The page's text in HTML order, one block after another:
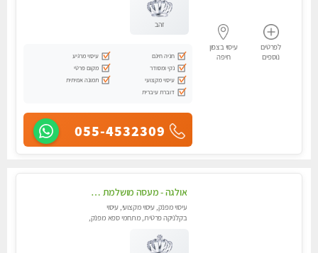
לפרטים
נוספים
עיסוי בצפון
חיפה
זהב
חניה חינם
עיסוי מרגיע
נקי ומסודר
מקום פרטי
עיסוי מקצועי
תמונה אמיתית
דוברת עיברית
055-4532309
אולגה - מעסה מושלמת חדשה בעיר ! בחיפה טל - 052-5738058
עיסוי מפנק, עיסוי מקצועי, עיסוי
בקלניקה פרטית, מתחמי ספא מפנק,
עיסוי טנטרה